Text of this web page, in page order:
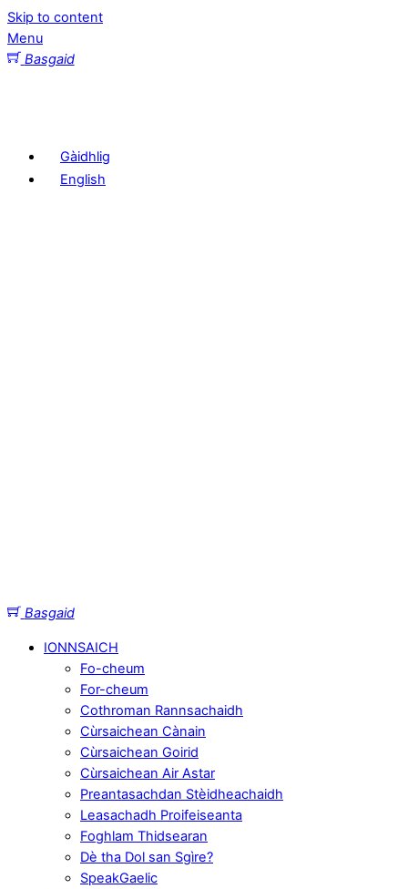
Skip to content
Menu
Basgaid
Gàidhlig
English
Basgaid
IONNSAICH
Fo-cheum
For-cheum
Cothroman Rannsachaidh
Cùrsaichean Cànain
Cùrsaichean Goirid
Cùrsaichean Air Astar
Preantasachdan Stèidheachaidh
Leasachadh Proifeiseanta
Foghlam Thidsearan
Dè tha Dol san Sgìre?
SpeakGaelic